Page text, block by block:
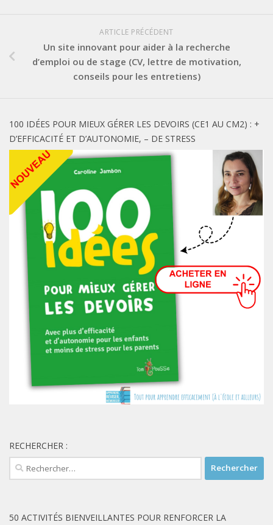
ARTICLE PRÉCÉDENT
Un site innovant pour aider à la recherche
d’emploi ou de stage (CV, lettre de motivation,
conseils pour les entretiens)
100 IDÉES POUR MIEUX GÉRER LES DEVOIRS (CE1 AU CM2) : +
D’EFFICACITÉ ET D’AUTONOMIE, – DE STRESS
RECHERCHER :
Rechercher :
50 ACTIVITÉS BIENVEILLANTES POUR RENFORCER LA